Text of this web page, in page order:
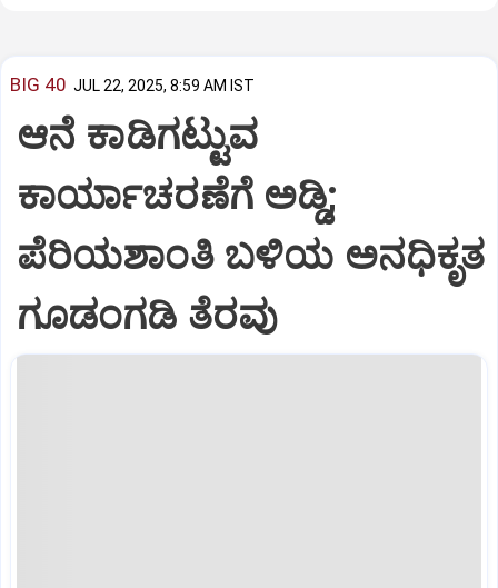
BIG 40 JUL 22, 2025, 8:59 AM IST
ಆನೆ ಕಾಡಿಗಟ್ಟುವ
ಕಾರ್ಯಾಚರಣೆಗೆ ಅಡ್ಡಿ;
ಪೆರಿಯಶಾಂತಿ ಬಳಿಯ ಅನಧಿಕೃತ
ಗೂಡಂಗಡಿ ತೆರವು